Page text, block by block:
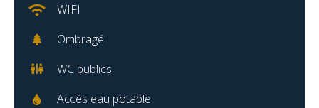
WIFI
Ombragé
WC publics
Accès eau potable